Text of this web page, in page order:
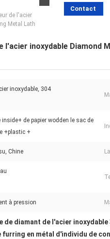
de l'acier
Metal Lath
Contact
l'acier inoxydable Diamond
inoxydable, 304
inside+ de papier wodden le sac de
+plastic +
Chine
à pression
de diamant de l'acier inoxydable
furring en métal d'individu de